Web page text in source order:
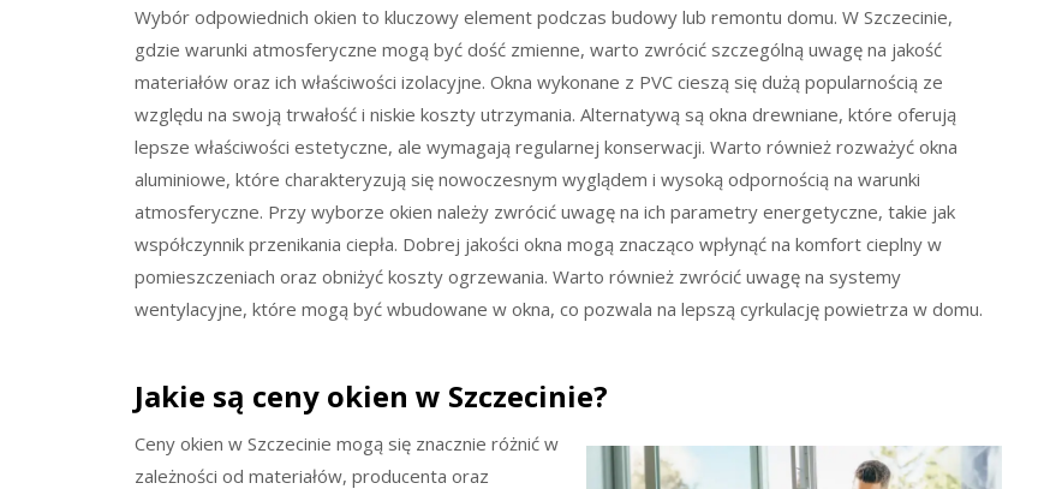
Wybór odpowiednich okien to kluczowy element podczas budowy lub remontu domu. W Szczecinie,
gdzie warunki atmosferyczne mogą być dość zmienne, warto zwrócić szczególną uwagę na jakość
materiałów oraz ich właściwości izolacyjne. Okna wykonane z PVC cieszą się dużą popularnością ze
względu na swoją trwałość i niskie koszty utrzymania. Alternatywą są okna drewniane, które oferują
lepsze właściwości estetyczne, ale wymagają regularnej konserwacji. Warto również rozważyć okna
aluminiowe, które charakteryzują się nowoczesnym wyglądem i wysoką odpornością na warunki
atmosferyczne. Przy wyborze okien należy zwrócić uwagę na ich parametry energetyczne, takie jak
współczynnik przenikania ciepła. Dobrej jakości okna mogą znacząco wpłynąć na komfort cieplny w
pomieszczeniach oraz obniżyć koszty ogrzewania. Warto również zwrócić uwagę na systemy
wentylacyjne, które mogą być wbudowane w okna, co pozwala na lepszą cyrkulację powietrza w domu.
Jakie są ceny okien w Szczecinie?
Ceny okien w Szczecinie mogą się znacznie różnić w
zależności od materiałów, producenta oraz